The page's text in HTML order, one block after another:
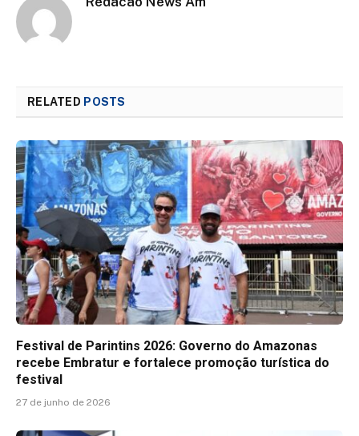
RELATED POSTS
Festival de Parintins 2026: Governo do Amazonas
recebe Embratur e fortalece promoção turística do
festival
27 de junho de 2026